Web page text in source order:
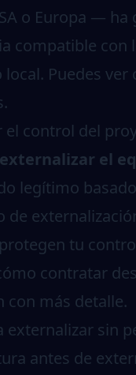
o Europa —
compatible con
Puedes
.
el control del
externalizar el
legítimo
de
tu
contratar
con más detalle.
externalizar sin
antes de